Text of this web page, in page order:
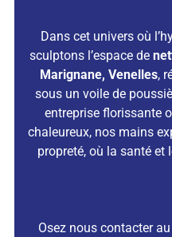
Dans cet univers où
sculptons l’espace de n
Marignane, Venelles,
sous un voile de
entreprise florissante
chaleureux, nos mains
propreté, où la santé et
Osez nous contacter au